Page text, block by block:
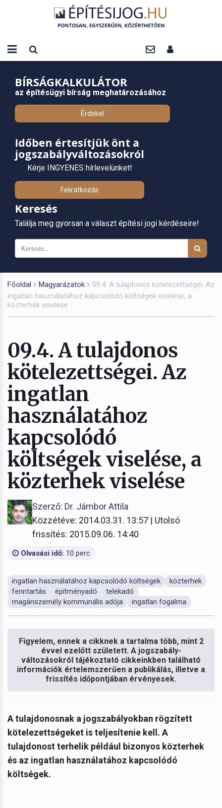
BÍRSÁGKALKULÁTOR
az építésügyi bírság meghatározásához
Érdekel
Időben értesítjük önt a
jogszabályváltozásokról
Kérje INGYENES hírlevelünket!
Feliratkozás
Keresés
Találja meg gyorsan a választ építési jogi kérdéseire!
Főoldal Magyarázatok
09.4. A tulajdonos kötelezettségei. Az
ingatlan használatához kapcsolódó költségek viselése, a
közterhek viselése
09.4. A tulajdonos
kötelezettségei. Az
ingatlan
használatához
kapcsolódó
költségek viselése, a
közterhek viselése
Szerző: Dr. Jámbor Attila
Közzétéve: 2014.03.31. 13:57 | Utolsó
frissítés: 2015.09.06. 14:40
Olvasási idő: 10 perc
ingatlan használatához kapcsolódó költségek
közterhek
fenntartás
építményadó
telekadó
magánszemély kommunális adója
ingatlan fogalma
Figyelem, ennek a cikknek a tartalma több, mint 2
évvel ezelőtt született. A jogszabály-
változásokról tájékoztató cikkeinkben található
információk értelemszerűen a publikálás, illetve a
frissítés időpontjában érvényesek.
A tulajdonosnak a jogszabályokban rögzített
kötelezettségeket is teljesítenie kell. A
tulajdonost terhelik például bizonyos közterhek
és az ingatlan használatához kapcsolódó
költségek.